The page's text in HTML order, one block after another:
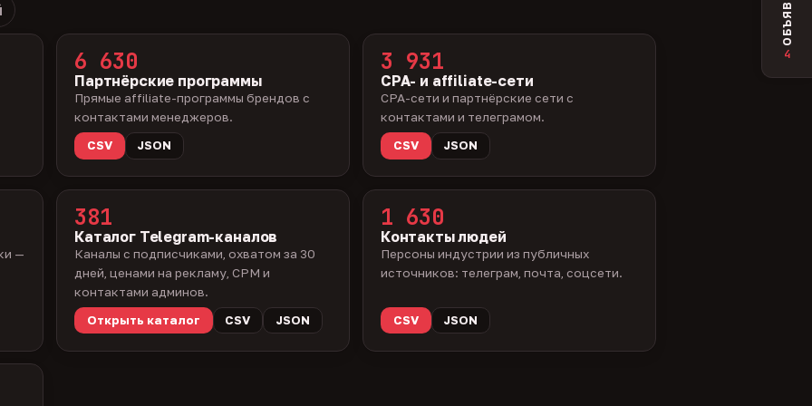
6 630
Партнёрские программы
Прямые affiliate-программы брендов с
контактами менеджеров.
CSV
JSON
3 931
CPA- и affiliate-сети
CPA-сети и партнёрские сети с
контактами и телеграмом.
CSV
JSON
—
381
Каталог Telegram-каналов
Каналы с подписчиками, охватом за 30
дней, ценами на рекламу, CPM и
контактами админов.
Открыть каталог
CSV JSON
1 630
Контакты людей
Персоны индустрии из публичных
источников: телеграм, почта, соцсети.
CSV JSON
4